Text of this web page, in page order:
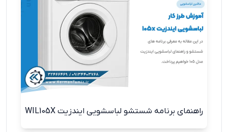
راهنمای برنامه شستشو لباسشویی ایندزیت WIL105X